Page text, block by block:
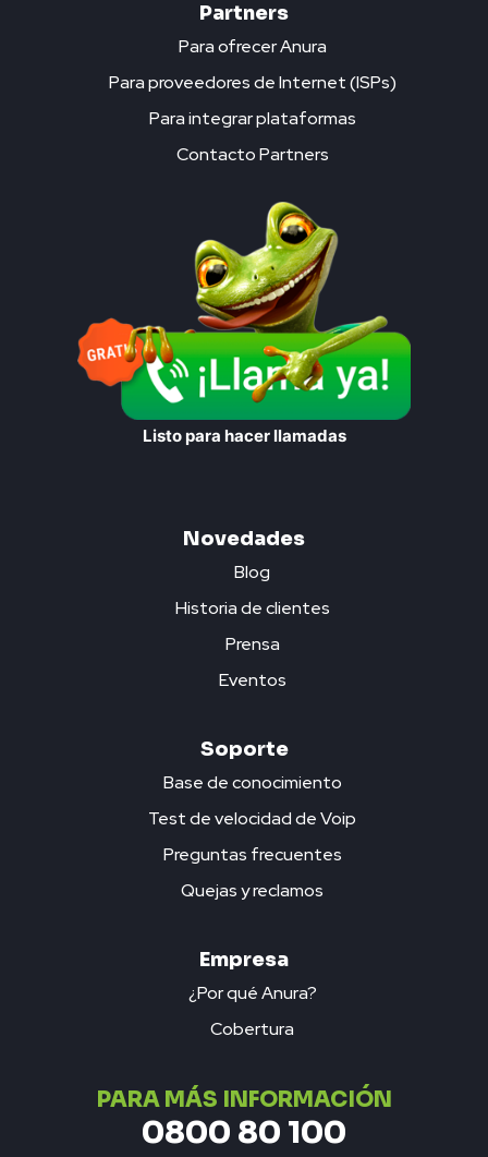
Partners
Para ofrecer Anura
Para proveedores de Internet (ISPs)
Para integrar plataformas
Contacto Partners
Listo para hacer llamadas
Novedades
Blog
Historia de clientes
Prensa
Eventos
Soporte
Base de conocimiento
Test de velocidad de Voip
Preguntas frecuentes
Quejas y reclamos
Empresa
¿Por qué Anura?
Cobertura
PARA MÁS INFORMACIÓN
0800 80 100